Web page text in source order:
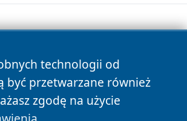
technologii od
być przetwarzane również
zgodę na użycie